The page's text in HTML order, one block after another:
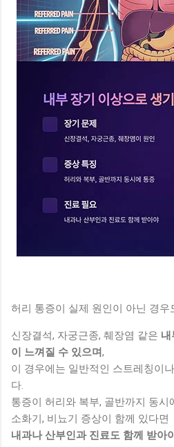
허리 통증이 실제 원인이 아닌 경우
신장결석, 자궁근종, 췌장염 같은 내
이 느껴질 수 있으며,
이 경우에는 일반적인 스트레칭이
다.
통증이 허리와 복부, 골반까지 동시
소화기, 비뇨기 증상이 함께 있다면
내과나 산부인과 진료도 함께 받아